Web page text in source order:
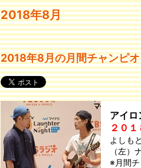
2018年8月
2018年8月の月間チャンピ
アイロ
２０
よしも
（左
※月間